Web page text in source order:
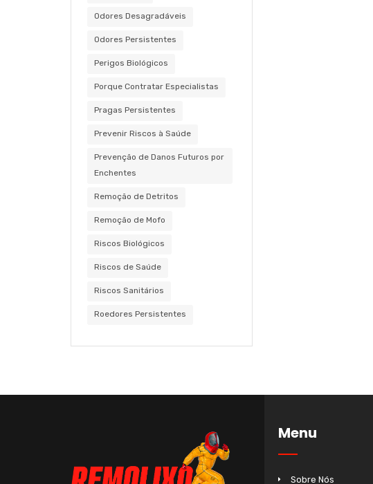
Odores Desagradáveis
Odores Persistentes
Perigos Biológicos
Porque Contratar Especialistas
Pragas Persistentes
Prevenir Riscos à Saúde
Prevenção de Danos Futuros por
Enchentes
Remoção de Detritos
Remoção de Mofo
Riscos Biológicos
Riscos de Saúde
Riscos Sanitários
Roedores Persistentes
Menu
Sobre Nós